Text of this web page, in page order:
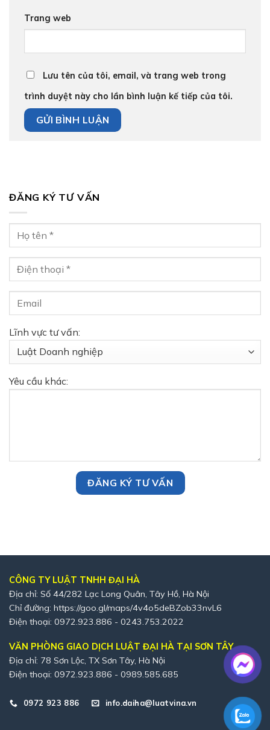
Trang web
Lưu tên của tôi, email, và trang web trong
trình duyệt này cho lần bình luận kế tiếp của tôi.
ĐĂNG KÝ TƯ VẤN
Lĩnh vực tư vấn:
Yêu cầu khác:
CÔNG TY LUẬT TNHH ĐẠI HÀ
Địa chỉ: Số 44/282 Lạc Long Quân, Tây Hồ, Hà Nội
Chỉ đường: https://goo.gl/maps/4v4o5deBZob33nvL6
Điện thoại: 0972.923.886 - 0243.753.2022
VĂN PHÒNG GIAO DỊCH LUẬT ĐẠI HÀ TẠI SƠN TÂY
Địa chỉ: 78 Sơn Lộc, TX Sơn Tây, Hà Nội
Điện thoại: 0972.923.886 - 0989.585.685
0972 923 886 info.daiha@luatvina.vn